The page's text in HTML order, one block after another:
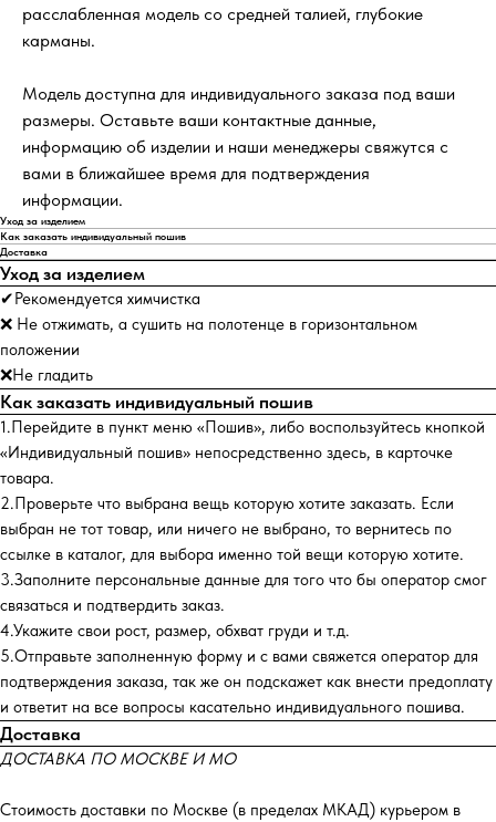
расслабленная модель со средней талией, глубокие
карманы.
Модель доступна для индивидуального заказа под ваши
размеры. Оставьте ваши контактные данные,
информацию об изделии и наши менеджеры свяжутся с
вами в ближайшее время для подтверждения
информации.
Уход за изделием
Как заказать индивидуальный пошив
Доставка
Уход за изделием
✔Рекомендуется химчистка
❌ Не отжимать, а сушить на полотенце в горизонтальном
положении
❌Не гладить
Как заказать индивидуальный пошив
1.Перейдите в пункт меню «Пошив», либо воспользуйтесь кнопкой
«Индивидуальный пошив» непосредственно здесь, в карточке
товара.
2.Проверьте что выбрана вещь которую хотите заказать. Если
выбран не тот товар, или ничего не выбрано, то вернитесь по
ссылке в каталог, для выбора именно той вещи которую хотите.
3.Заполните персональные данные для того что бы оператор смог
связаться и подтвердить заказ.
4.Укажите свои рост, размер, обхват груди и т.д.
5.Отправьте заполненную форму и с вами свяжется оператор для
подтверждения заказа, так же он подскажет как внести предоплату
и ответит на все вопросы касательно индивидуального пошива.
Доставка
ДОСТАВКА ПО МОСКВЕ И МО
Стоимость доставки по Москве (в пределах МКАД) курьером в